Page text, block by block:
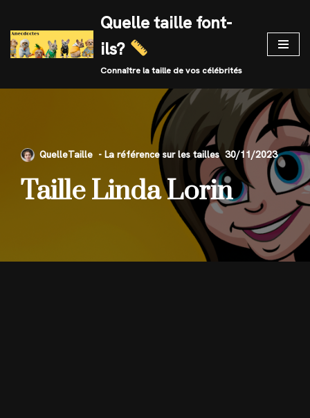
Skip
to
Quelle taille font-
ils?
Connaître la taille de vos célébrités
QuelleTaille 30/11/2023
Taille Linda Lorin